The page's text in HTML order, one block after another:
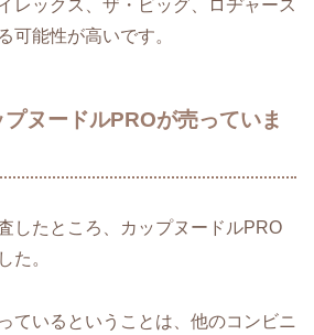
レックス、ザ・ビッグ、ロヂャース
可能性が高いです。
ヌードルPROが売っていま
したところ、カップヌードルPRO
た。
ているということは、他のコンビニ